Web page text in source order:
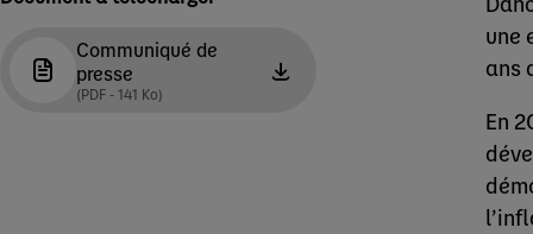
Communiqué de
presse
(PDF - 141 Ko)
une
ans
En